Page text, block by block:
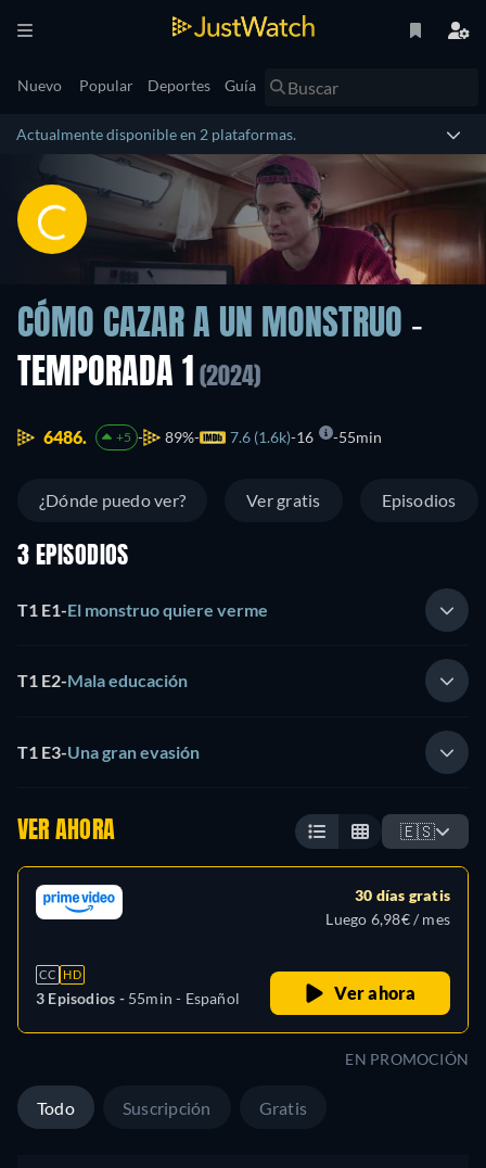
Nuevo Popular Deportes Guía
Actualmente disponible en 2 plataformas.
CÓMO CAZAR A UN MONSTRUO -
TEMPORADA 1 (2024)
6486. +5 89% 7.6 (1.6k) 16 55min
¿Dónde puedo ver? Ver gratis Episodios
3 EPISODIOS
T1 E1-El monstruo quiere verme
T1 E2-Mala educación
T1 E3-Una gran evasión
VER AHORA 🇪🇸
CC HD
3 Episodios - 55min - Español
30 días gratis
Luego 6,98€ / mes
Ver ahora
EN PROMOCIÓN
Todo Suscripción Gratis